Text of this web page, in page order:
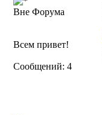
Вне Форума
Всем привет!
Сообщений: 4